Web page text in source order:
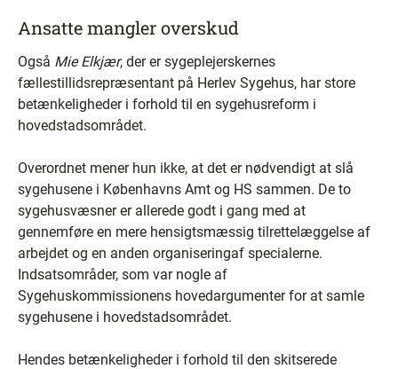
Ansatte mangler overskud
Også Mie Elkjær, der er sygeplejerskernes
fællestillidsrepræsentant på Herlev Sygehus, har store
betænkeligheder i forhold til en sygehusreform i
hovedstadsområdet.
Overordnet mener hun ikke, at det er nødvendigt at slå
sygehusene i Københavns Amt og HS sammen. De to
sygehusvæsner er allerede godt i gang med at
gennemføre en mere hensigtsmæssig tilrettelæggelse af
arbejdet og en anden organiseringaf specialerne.
Indsatsområder, som var nogle af
Sygehuskommissionens hovedargumenter for at samle
sygehusene i hovedstadsområdet.
Hendes betænkeligheder i forhold til den skitserede